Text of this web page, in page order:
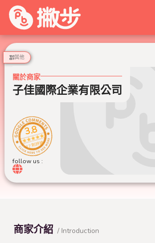
其他
關於商家
子佳國際企業有限公司
3.8
17 則評論
follow us :
商家介紹 / Introduction